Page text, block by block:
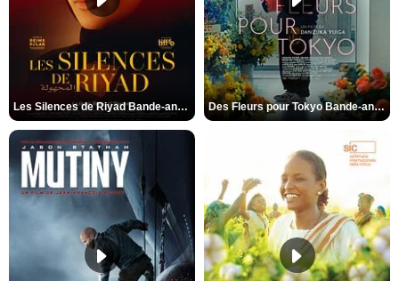
Les Silences de Riyad Bande-annonce VO STFR Des Fleurs pour Tokyo Bande-annonce VO STFR